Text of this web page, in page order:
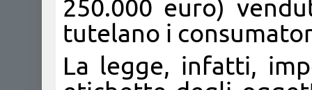
250.000 euro)
tutelano i
La legge, infatti,